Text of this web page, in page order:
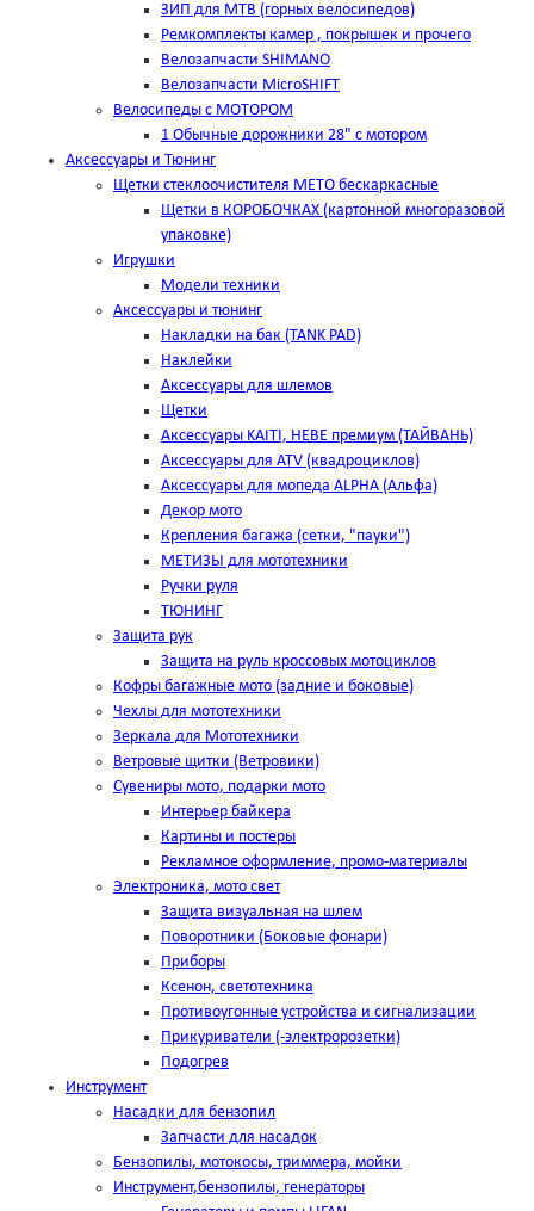
ЗИП для MTB (горных велосипедов)
Ремкомплекты камер , покрышек и прочего
Велозапчасти SHIMANO
Велозапчасти MicroSHIFT
Велосипеды с МОТОРОМ
1 Обычные дорожники 28" с мотором
Аксессуары и Тюнинг
Щетки стеклоочистителя METO бескаркасные
Щетки в КОРОБОЧКАХ (картонной многоразовой
упаковке)
Игрушки
Модели техники
Аксессуары и тюнинг
Накладки на бак (TANK PAD)
Наклейки
Аксессуары для шлемов
Щетки
Аксессуары KAITI, HEBE премиум (ТАЙВАНЬ)
Аксессуары для ATV (квадроциклов)
Аксессуары для мопеда ALPHA (Альфа)
Декор мото
Крепления багажа (сетки, "пауки")
МЕТИЗЫ для мототехники
Ручки руля
ТЮНИНГ
Защита рук
Защита на руль кроссовых мотоциклов
Кофры багажные мото (задние и боковые)
Чехлы для мототехники
Зеркала для Мототехники
Ветровые щитки (Ветровики)
Сувениры мото, подарки мото
Интерьер байкера
Картины и постеры
Рекламное оформление, промо-материалы
Электроника, мото свет
Защита визуальная на шлем
Поворотники (Боковые фонари)
Приборы
Ксенон, светотехника
Противоугонные устройства и сигнализации
Прикуриватели (-электророзетки)
Подогрев
Инструмент
Насадки для бензопил
Запчасти для насадок
Бензопилы, мотокосы, триммера, мойки
Инструмент,бензопилы, генераторы